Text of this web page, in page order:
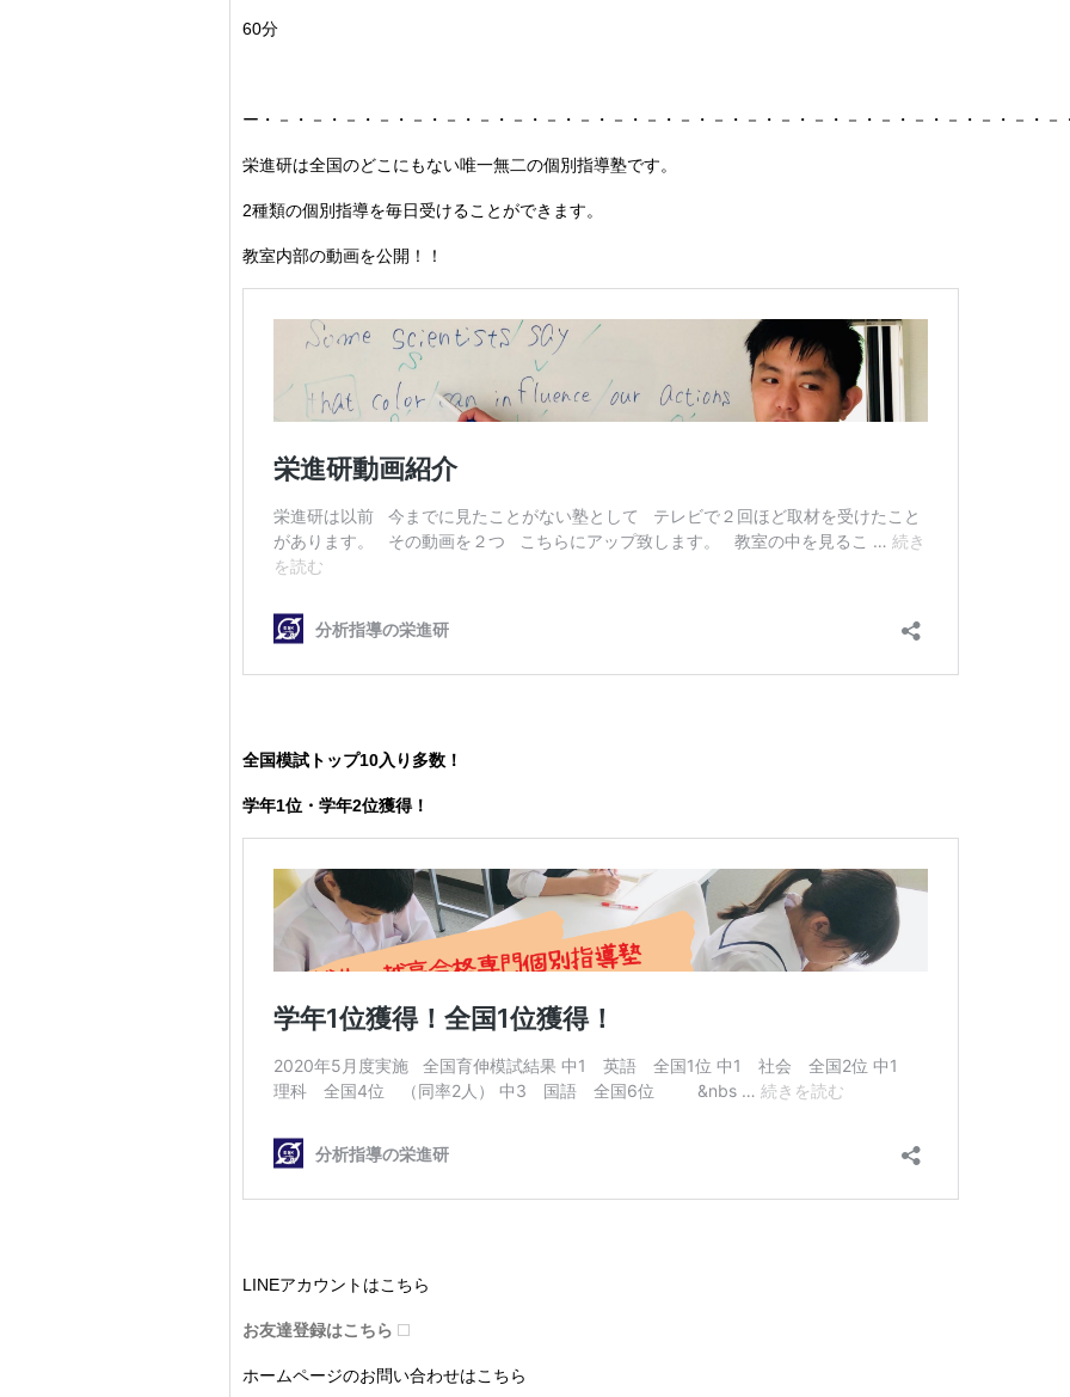
60分
ー・－・－・－・－・－・－・－・－・－・－・－・－・－・－・－・－・－・－・－・－・－・－・－・－
栄進研は全国のどこにもない唯一無二の個別指導塾です。
2種類の個別指導を毎日受けることができます。
教室内部の動画を公開！！
全国模試トップ10入り多数！
学年1位・学年2位獲得！
LINEアカウントはこちら
お友達登録はこちら
ホームページのお問い合わせはこちら